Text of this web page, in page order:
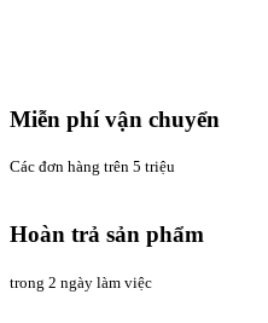
Miễn phí vận chuyển
Các đơn hàng trên 5 triệu
Hoàn trả sản phẩm
trong 2 ngày làm việc